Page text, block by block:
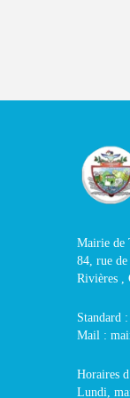
Mairie de
84, rue
Rivières ,
Standard
Mail :
Horaires
Lundi,